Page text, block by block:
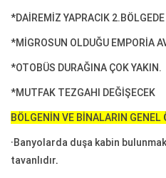
*DAİREMİZ YAPRACIK
*MİGROSUN OLDUĞU EMPORİA
*OTOBÜS DURAĞINA ÇOK YAKIN.
*MUTFAK TEZGAHI DEĞİŞECEK
BÖLGENİN VE BİNALARIN GENEL
·Banyolarda duşa kabin
tavanlıdır.